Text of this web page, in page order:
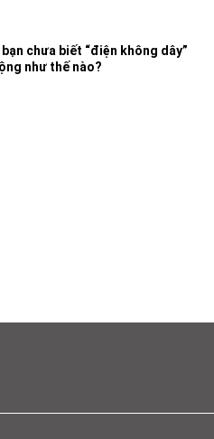
chưa biết “điện không dây”
như thế nào?